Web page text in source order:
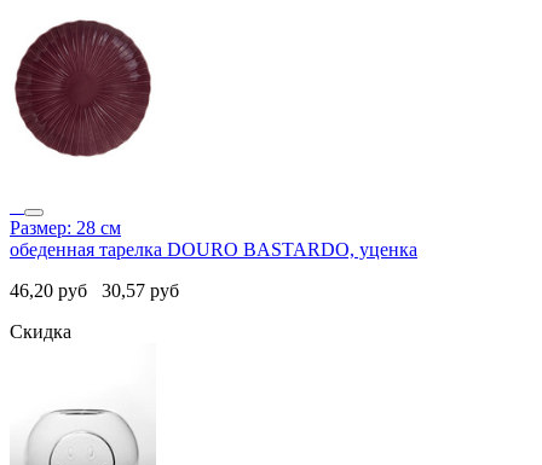
Размер: 28 см
обеденная тарелка DOURO BASTARDO, уценка
46,20 руб 30,57 руб
Скидка